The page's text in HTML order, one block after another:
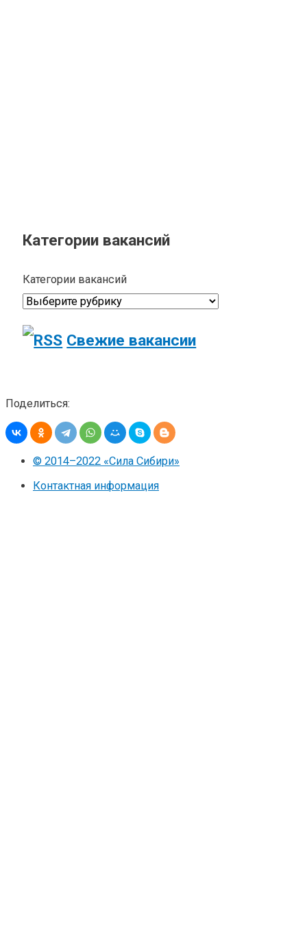
Категории вакансий
Категории вакансий
Свежие вакансии
Поделиться:
© 2014–2022 «Сила Сибири»
Контактная информация